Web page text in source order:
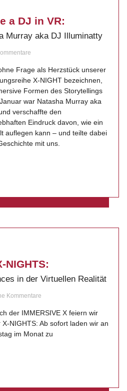
a DJ in VR:
Murray aka DJ Illuminatty
Frage als Herzstück unserer
X-NIGHT bezeichnen,
Formen des Storytellings
war Natasha Murray aka
verschaffte den
Eindruck davon, wie ein
auflegen kann – und teilte dabei
mit uns.
NIGHTS:
in der Virtuellen Realität
Kommentare
der IMMERSIVE X feiern wir
NIGHTS: Ab sofort laden wir an
im Monat zu